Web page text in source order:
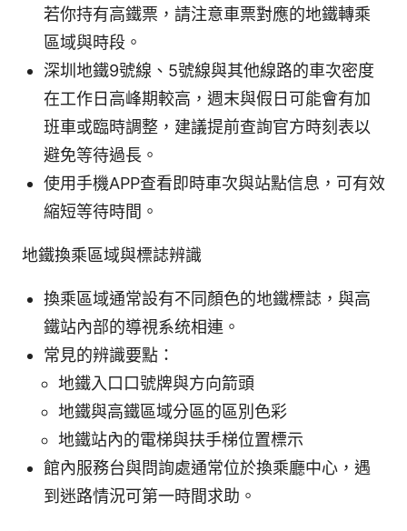
若你持有高鐵票，請注意車票對應的地鐵轉乘
區域與時段。
深圳地鐵9號線、5號線與其他線路的車次密度
在工作日高峰期較高，週末與假日可能會有加
班車或臨時調整，建議提前查詢官方時刻表以
避免等待過長。
使用手機APP查看即時車次與站點信息，可有效
縮短等待時間。
地鐵換乘區域與標誌辨識
換乘區域通常設有不同顏色的地鐵標誌，與高
鐵站內部的導視系统相連。
常見的辨識要點：
地鐵入口口號牌與方向箭頭
地鐵與高鐵區域分區的區別色彩
地鐵站內的電梯與扶手梯位置標示
館內服務台與問詢處通常位於換乘廳中心，遇
到迷路情況可第一時間求助。